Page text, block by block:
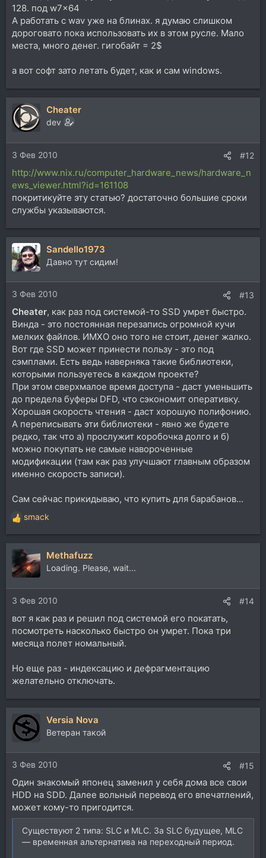
128. под w7x64
А работать с wav уже на блинах. я думаю слишком
дороговато пока использовать их в этом русле. Мало
места, много денег. гигобайт = 2$
а вот софт зато летать будет, как и сам windows.
Cheater
dev
3 Фев 2010 #12
http://www.nix.ru/computer_hardware_news/hardware_n
ews_viewer.html?id=161108
покритикуйте эту статью? достаточно большие сроки
службы указываются.
Sandello1973
Давно тут сидим!
3 Фев 2010 #13
Cheater, как раз под системой-то SSD умрет быстро.
Винда - это постоянная перезапись огромной кучи
мелких файлов. ИМХО оно того не стоит, денег жалко.
Вот где SSD может принести пользу - это под
сэмплами. Есть ведь наверняка такие библиотеки,
которыми пользуетесь в каждом проекте?
При этом сверхмалое время доступа - даст уменьшить
до предела буферы DFD, что сэкономит оперативку.
Хорошая скорость чтения - даст хорошую полифонию.
А переписывать эти библиотеки - явно же будете
редко, так что а) прослужит коробочка долго и б)
можно покупать не самые навороченные
модификации (там как раз улучшают главным образом
именно скорость записи).
Сам сейчас прикидываю, что купить для барабанов...
Р
е
а
к
ц
и
и
:
smack
Methafuzz
Loading. Please, wait...
3 Фев 2010 #14
вот я как раз и решил под системой его покатать,
посмотреть насколько быстро он умрет. Пока три
месяца полет номальный.
Но еще раз - индексацию и дефрагментацию
желательно отключать.
Versia Nova
Ветеран такой
3 Фев 2010 #15
Один знакомый японец заменил у себя дома все свои
HDD на SDD. Далее вольный перевод его впечатлений,
может кому-то пригодится.
Существуют 2 типа: SLC и MLC. За SLC будущее, MLC
— временная альтернатива на переходный период.